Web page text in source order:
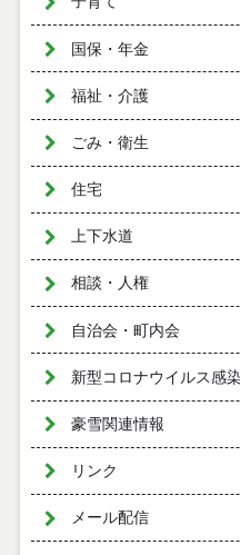
国保・年金
福祉・介護
ごみ・衛生
住宅
上下水道
相談・人権
自治会・町内会
新型コロナウイルス感
豪雪関連情報
リンク
メール配信